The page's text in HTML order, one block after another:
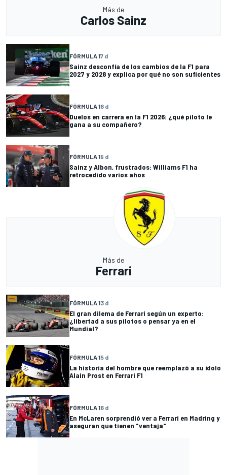
Más de
Carlos Sainz
FÓRMULA 17 d
Sainz desconfía de los cambios de la F1 para
2027 y 2028 y explica por qué no son suficientes
FÓRMULA 18 d
Duelos en carrera en la F1 2026: ¿qué piloto le
gana a su compañero?
FÓRMULA 19 d
Sainz y Albon, frustrados: Williams F1 ha
retrocedido varios años
Más de
Ferrari
FÓRMULA 13 d
El gran dilema de Ferrari según un experto:
¿libertad a sus pilotos o pensar ya en el
Mundial?
FÓRMULA 15 d
La historia del hombre que reemplazó a su ídolo
Alain Prost en Ferrari F1
FÓRMULA 16 d
En McLaren sorprendió ver a Ferrari en Madring y
aseguran que tienen "ventaja"